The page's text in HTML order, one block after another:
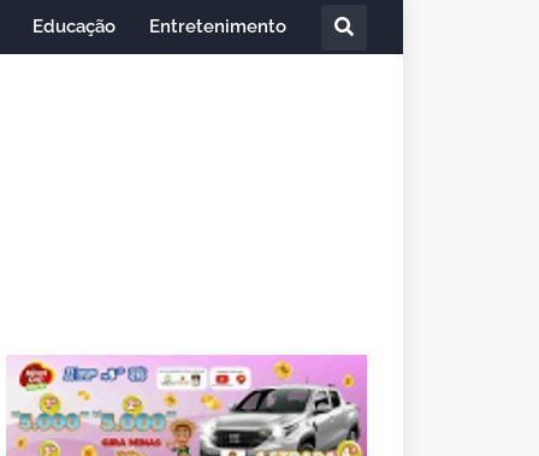
Educação Entretenimento